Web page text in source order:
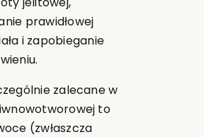
prawidłowej
i zapobieganie
zalecane w
to
(zwłaszcza